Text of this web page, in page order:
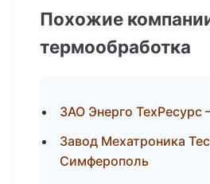
Похожие
термообработка
ЗАО Энерго
Завод Мехатроника
Симферополь